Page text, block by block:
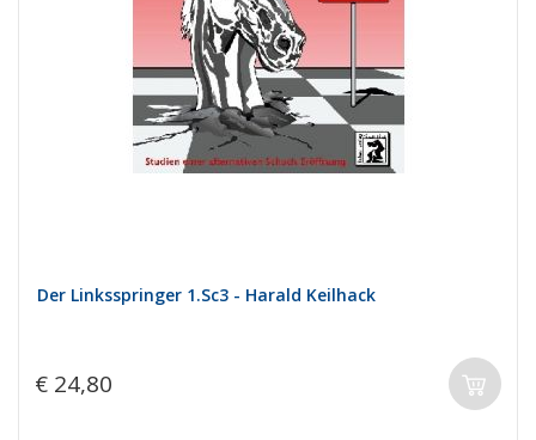
Der Linksspringer 1.Sc3 - Harald Keilhack
€ 24,80